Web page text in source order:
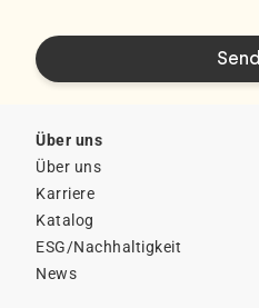
Über uns
Über uns
Karriere
Katalog
ESG/Nachhaltigkeit
News